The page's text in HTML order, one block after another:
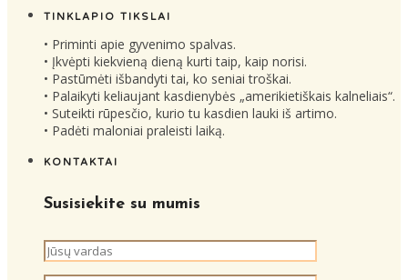
TINKLAPIO TIKSLAI
• Priminti apie gyvenimo spalvas.
• Įkvėpti kiekvieną dieną kurti taip, kaip norisi.
• Pastūmėti išbandyti tai, ko seniai troškai.
• Palaikyti keliaujant kasdienybės „amerikietiškais kalneliais“.
• Suteikti rūpesčio, kurio tu kasdien lauki iš artimo.
• Padėti maloniai praleisti laiką.
KONTAKTAI
Susisiekite su mumis